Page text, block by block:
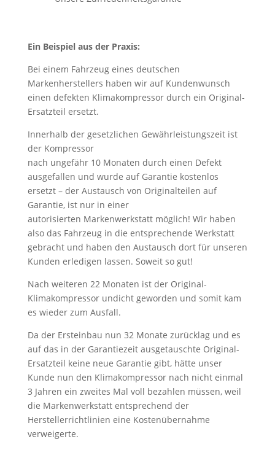
Ein Beispiel aus der Praxis:
Bei einem Fahrzeug eines deutschen
Markenherstellers haben wir auf Kundenwunsch
einen defekten Klimakompressor durch ein Original-
Ersatzteil ersetzt.
Innerhalb der gesetzlichen Gewährleistungszeit ist
der Kompressor
nach ungefähr 10 Monaten durch einen Defekt
ausgefallen und wurde auf Garantie kostenlos
ersetzt – der Austausch von Originalteilen auf
Garantie, ist nur in einer
autorisierten Markenwerkstatt möglich! Wir haben
also das Fahrzeug in die entsprechende Werkstatt
gebracht und haben den Austausch dort für unseren
Kunden erledigen lassen. Soweit so gut!
Nach weiteren 22 Monaten ist der Original-
Klimakompressor undicht geworden und somit kam
es wieder zum Ausfall.
Da der Ersteinbau nun 32 Monate zurücklag und es
auf das in der Garantiezeit ausgetauschte Original-
Ersatzteil keine neue Garantie gibt, hätte unser
Kunde nun den Klimakompressor nach nicht einmal
3 Jahren ein zweites Mal voll bezahlen müssen, weil
die Markenwerkstatt entsprechend der
Herstellerrichtlinien eine Kostenübernahme
verweigerte.